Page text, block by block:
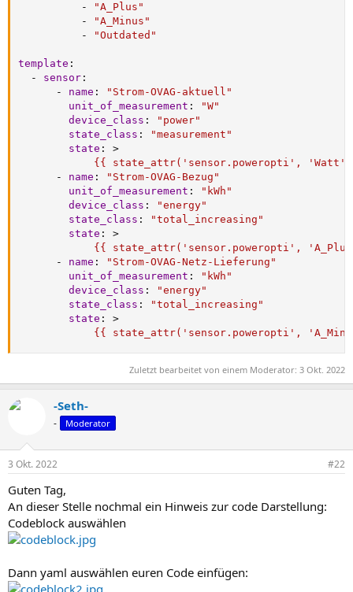
-
"A_Plus"
-
"A_Minus"
-
"Outdated"
template :
-
sensor :
-
name :
"Strom-OVAG-aktuell"
unit_of_measurement :
"W"
device_class :
"power"
state_class :
"measurement"
state :
>
{{ state_attr('sensor.poweropti',
-
name :
"Strom-OVAG-Bezug"
unit_of_measurement :
"kWh"
device_class :
"energy"
state_class :
"total_increasing"
state :
>
{{ state_attr('sensor.poweropti',
-
name :
"Strom-OVAG-Netz-Lieferung"
unit_of_measurement :
"kWh"
device_class :
"energy"
state_class :
"total_increasing"
state :
>
{{ state_attr('sensor.poweropti',
Zuletzt bearbeitet von einem Moderator: 3 Okt. 2022
-Seth-
- Moderator
3 Okt. 2022 #22
Guten Tag,
An dieser Stelle nochmal ein Hinweis zur code Darstellung:
Codeblock auswählen
Dann yaml auswählen euren Code einfügen: